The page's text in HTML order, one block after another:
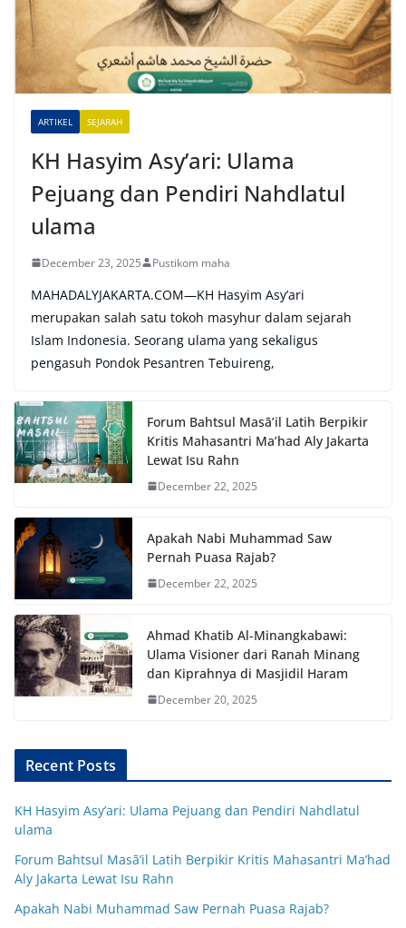
t
v
ARTIKEL SEJARAH
KH Hasyim Asy’ari: Ulama
Pejuang dan Pendiri Nahdlatul
ulama
December 23, 2025 Pustikom maha
MAHADALYJAKARTA.COM—KH Hasyim Asy’ari
merupakan salah satu tokoh masyhur dalam sejarah
Islam Indonesia. Seorang ulama yang sekaligus
pengasuh Pondok Pesantren Tebuireng,
Forum Bahtsul Masā’il Latih Berpikir
Kritis Mahasantri Ma’had Aly Jakarta
Lewat Isu Rahn
December 22, 2025
Apakah Nabi Muhammad Saw
Pernah Puasa Rajab?
December 22, 2025
Ahmad Khatib Al-Minangkabawi:
Ulama Visioner dari Ranah Minang
dan Kiprahnya di Masjidil Haram
December 20, 2025
Recent Posts
KH Hasyim Asy’ari: Ulama Pejuang dan Pendiri Nahdlatul
ulama
Forum Bahtsul Masā’il Latih Berpikir Kritis Mahasantri Ma’had
Aly Jakarta Lewat Isu Rahn
Apakah Nabi Muhammad Saw Pernah Puasa Rajab?